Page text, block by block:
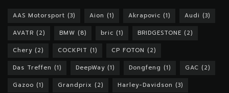
AAS Motorsport (3) Aion (1) Akrapovic (1) Audi (3)
AVATR (2) BMW (8) bric (1) BRIDGESTONE (2)
Chery (2) COCKPIT (1) CP FOTON (2)
Das Treffen (1) DeepWay (1) Dongfeng (1) GAC (2)
Gazoo (1) Grandprix (2) Harley-Davidson (3)